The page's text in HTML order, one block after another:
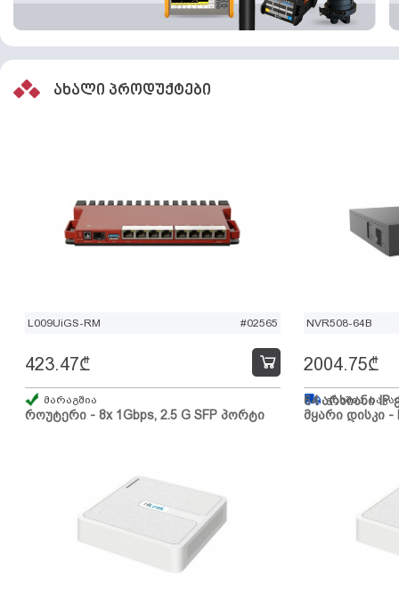
ახალი პროდუქტები
L009UiGS-RM #02565
როუტერი - 8x 1Gbps, 2.5 G SFP პორტი
423.47₾
მარაგშია
NVR508-64B
64 არხიანი IP
მყარი დისკი -
2004.75₾
გზაშია,